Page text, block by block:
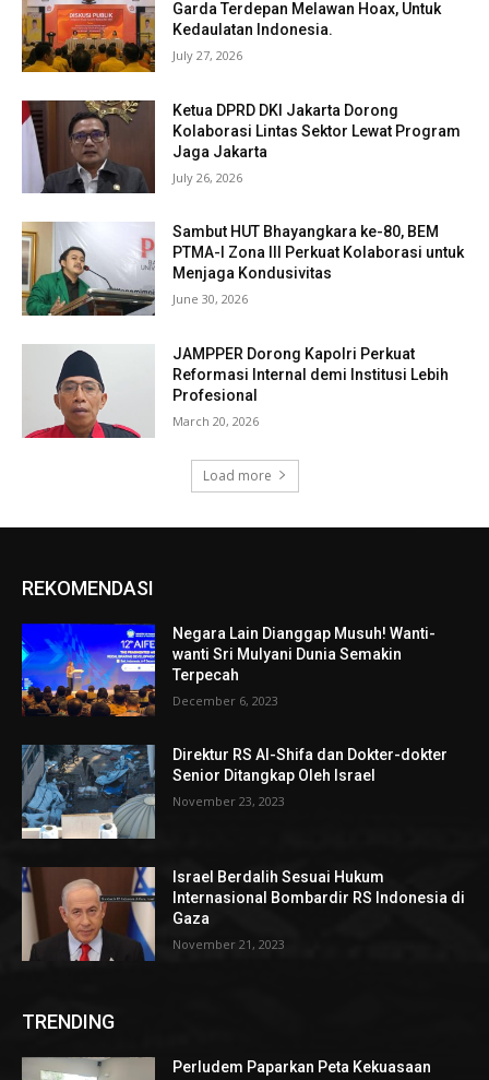
Garda Terdepan Melawan Hoax, Untuk
Kedaulatan Indonesia.
July 27, 2026
Ketua DPRD DKI Jakarta Dorong
Kolaborasi Lintas Sektor Lewat Program
Jaga Jakarta
July 26, 2026
Sambut HUT Bhayangkara ke-80, BEM
PTMA-I Zona III Perkuat Kolaborasi untuk
Menjaga Kondusivitas
June 30, 2026
JAMPPER Dorong Kapolri Perkuat
Reformasi Internal demi Institusi Lebih
Profesional
March 20, 2026
Load more
REKOMENDASI
Negara Lain Dianggap Musuh! Wanti-
wanti Sri Mulyani Dunia Semakin
Terpecah
December 6, 2023
Direktur RS Al-Shifa dan Dokter-dokter
Senior Ditangkap Oleh Israel
November 23, 2023
Israel Berdalih Sesuai Hukum
Internasional Bombardir RS Indonesia di
Gaza
November 21, 2023
TRENDING
Perludem Paparkan Peta Kekuasaan